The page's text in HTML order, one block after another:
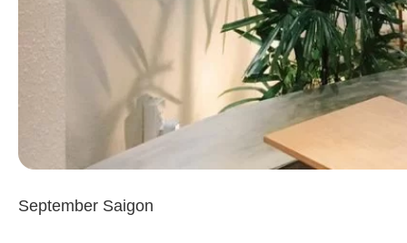
September Saigon